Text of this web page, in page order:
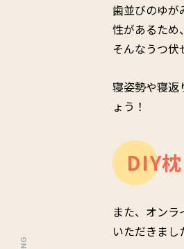
歯並びのゆが
性があるため
そんなうつ伏
寝姿勢や寝返
ょう！
DIY
また、オン
いただきまし